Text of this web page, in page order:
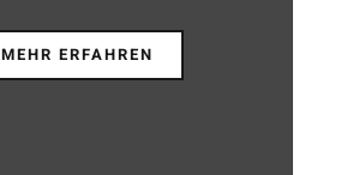
MEHR ERFAHREN